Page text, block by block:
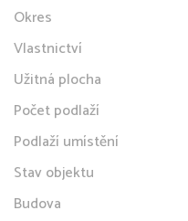
Okres
Vlastnictví
Užitná plocha
Počet podlaží
Podlaží umístění
Stav objektu
Budova